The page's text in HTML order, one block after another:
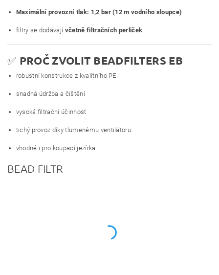
Maximální provozní tlak: 1,2 bar (12 m vodního sloupce)
filtry se dodávají včetně filtračních perliček
✅ PROČ ZVOLIT BEADFILTERS EB
robustní konstrukce z kvalitního PE
snadná údržba a čištění
vysoká filtrační účinnost
tichý provoz díky tlumenému ventilátoru
vhodné i pro koupací jezírka
BEAD FILTR